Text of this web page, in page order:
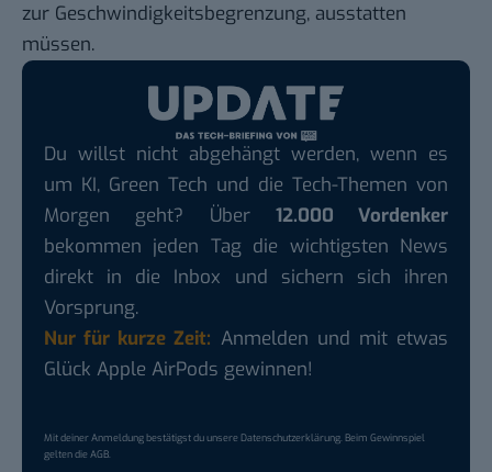
zur Geschwindigkeitsbegrenzung, ausstatten
müssen.
Du willst nicht abgehängt werden, wenn es
um KI, Green Tech und die Tech-Themen von
Morgen geht? Über 12.000 Vordenker
bekommen jeden Tag die wichtigsten News
direkt in die Inbox und sichern sich ihren
Vorsprung.
Nur für kurze Zeit: Anmelden und mit etwas
Glück Apple AirPods gewinnen!
Mit deiner Anmeldung bestätigst du unsereDatenschutzerklärung. Beim Gewinnspiel
gelten dieAGB.